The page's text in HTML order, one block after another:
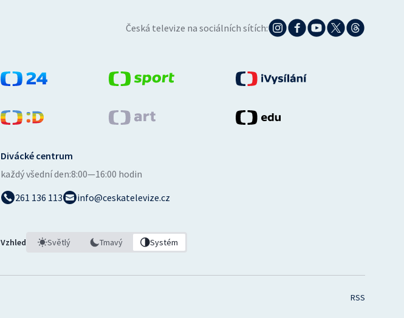
Česká televize na sociálních sítích:
Divácké centrum
každý všední den:8:00—16:00 hodin
261 136 113
info@ceskatelevize.cz
Vzhled Světlý Tmavý Systém
RSS